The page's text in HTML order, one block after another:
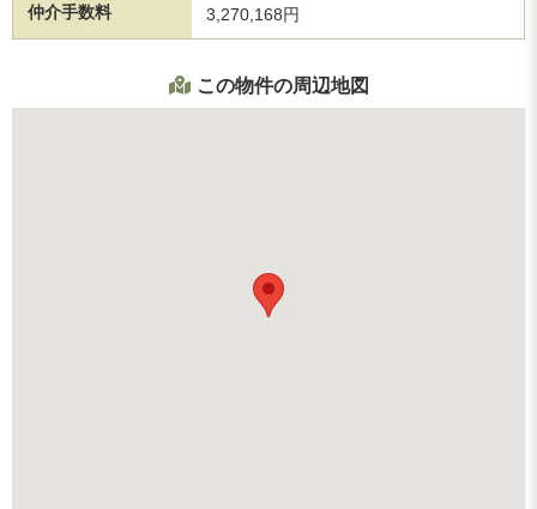
仲介手数料 3,270,168円
この物件の周辺地図